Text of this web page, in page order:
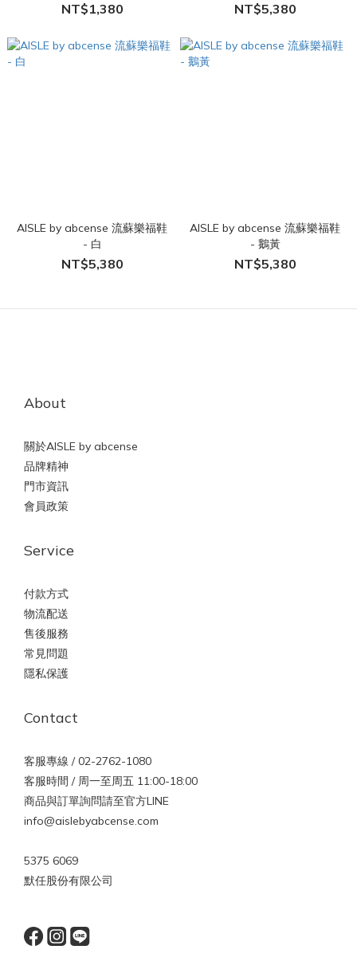
NT$1,380 NT$5,380
AISLE by abcense 流蘇樂福鞋
- 白
NT$5,380
AISLE by abcense 流蘇樂福鞋
- 鵝黃
NT$5,380
About
關於AISLE by abcense
品牌精神
門市資訊
會員政策
Service
付款方式
物流配送
售後服務
常見問題
隱私保護
Contact
客服專線 / 02-2762-1080
客服時間 / 周一至周五 11:00-18:00
商品與訂單詢問請至官方LINE
info@aislebyabcense.com
5375 6069
默任股份有限公司